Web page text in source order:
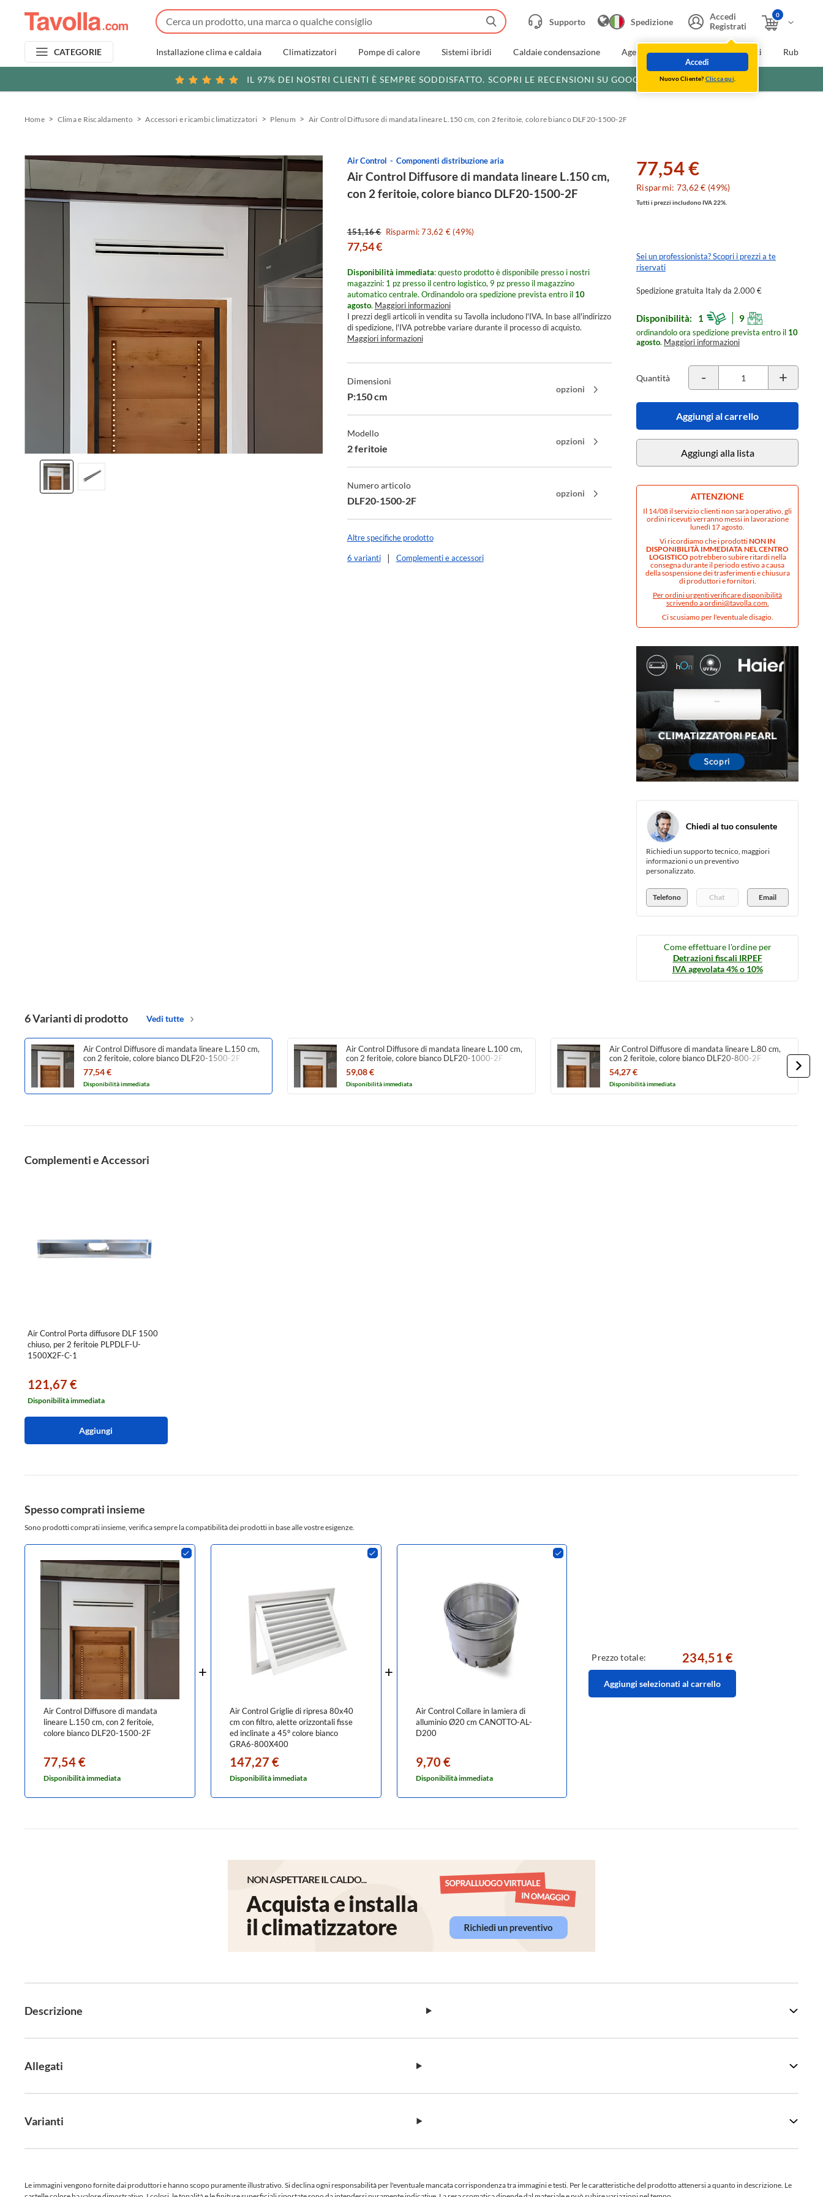
Supporto Spedizione
Accedi
Registrati
Accedi
Nuovo Cliente? Clicca qui
0
CATEGORIE Installazione clima e caldaia Climatizzatori Pompe di calore Sistemi ibridi Caldaie condensazione Agevolazioni fiscali Extra Sconti
IL 97% DEI NOSTRI CLIENTI È SEMPRE SODDISFATTO. SCOPRI LE RECENSIONI SU GOOGLE
Home Clima e Riscaldamento Accessori e ricambi climatizzatori Plenum Air Control Diffusore di mandata lineare L.150 cm, con 2 feritoie, colore bianco DLF20-1500-2F
Air Control Componenti distribuzione aria
Air Control Diffusore di mandata lineare L.150 cm,
con 2 feritoie, colore bianco DLF20-1500-2F
77,54 €
151,16 € Risparmi: 73,62 € (49%)
Disponibilità immediata: questo prodotto è disponibile presso i nostri
magazzini: 1 pz presso il centro logistico, 9 pz presso il magazzino
automatico centrale. Ordinandolo ora spedizione prevista entro il 10
agosto. Maggiori informazioni
I prezzi degli articoli in vendita su Tavolla includono l'IVA. In base all'indirizzo
di spedizione, l'IVA potrebbe variare durante il processo di acquisto.
Maggiori informazioni
Specifiche
Tecniche
Dimensioni
P:150 cm
opzioni
Modello
2 feritoie
opzioni
Numero articolo
DLF20-1500-2F
opzioni
Altre specifiche prodotto
6 varianti Complementi e accessori
77,54 €
Risparmi: 73,62 € (49%)
Tutti i prezzi includono IVA 22%.
Sei un professionista? Scopri i prezzi a te
riservati
Spedizione gratuita Italy da 2.000 €
Disponibilità: 1 9
ordinandolo ora spedizione prevista entro il 10
agosto. Maggiori informazioni
Quantità - +
Aggiungi al carrello
Aggiungi alla lista
ATTENZIONE
Il 14/08 il servizio clienti non sarà operativo, gli
ordini ricevuti verranno messi in lavorazione
lunedì 17 agosto.
Vi ricordiamo che i prodottiNON IN
DISPONIBILITÀ IMMEDIATA NEL CENTRO
LOGISTICOpotrebbero subire ritardi nella
consegna durante il periodo estivo a causa
della sospensione dei trasferimenti e chiusura
di produttori e fornitori.
Per ordini urgenti verificare disponibilità
scrivendo aordini@tavolla.com.
Ci scusiamo per l'eventuale disagio.
Chiedi al tuo consulente
Richiedi un supporto tecnico, maggiori
informazioni o un preventivo
personalizzato.
Telefono Chat Email
Come effettuare l'ordine per
Detrazioni fiscali IRPEF
IVA agevolata 4% o 10%
6 Varianti di prodotto Vedi tutte
Air Control Diffusore di mandata lineare L.150 cm,
con 2 feritoie, colore bianco DLF20-1500-2F
77,54 €
Disponibilità immediata
Air Control Diffusore di mandata lineare L.100 cm,
con 2 feritoie, colore bianco DLF20-1000-2F
59,08 €
Disponibilità immediata
Air Control Diffusore di mandata lineare L.80 cm,
con 2 feritoie, colore bianco DLF20-800-2F
54,27 €
Disponibilità immediata
Complementi e Accessori
Air Control Porta diffusore DLF 1500
chiuso, per 2 feritoie PLPDLF-U-
1500X2F-C-1
121,67 €
Disponibilità immediata
Aggiungi
Spesso comprati insieme
Sono prodotti comprati insieme, verifica sempre la compatibilità dei prodotti in base alle vostre esigenze.
Air Control Diffusore di mandata
lineare L.150 cm, con 2 feritoie,
colore bianco DLF20-1500-2F
77,54 €
Disponibilità immediata
Air Control Griglie di ripresa 80x40
cm con filtro, alette orizzontali fisse
ed inclinate a 45° colore bianco
GRA6-800X400
147,27 €
Disponibilità immediata
Air Control Collare in lamiera di
alluminio Ø20 cm CANOTTO-AL-
D200
9,70 €
Disponibilità immediata
Prezzo totale: 234,51 €
Aggiungi selezionati al carrello
Descrizione
Allegati
Varianti
Le immagini vengono fornite dai produttori e hanno scopo puramente illustrativo. Si declina ogni responsabilità per l'eventuale mancata corrispondenza tra immagini e testi. Per le caratteristiche del prodotto attenersi a quanto in descrizione. Le